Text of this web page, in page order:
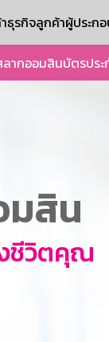
ธุรกิจลูกค้าผู้ประก
ลากออมสินบัตรปร
มสิน
ชีวิตคุณ